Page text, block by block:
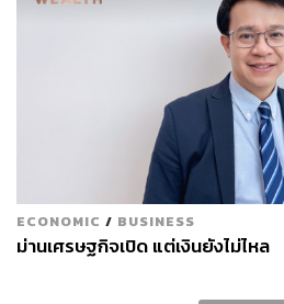
ECONOMIC / BUSINESS
ม่านเศรษฐกิจเปิด แต่เงินยังไม่ไหล